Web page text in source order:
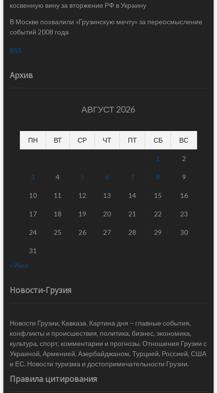
косвенную вину за вторжение РФ в Украину
В Москве похвалили «Грузинскую мечту» за переосмысление
событий 2008 года
RSS
Архив
АВГУСТ 2026
ПН ВТ СР ЧТ ПТ СБ ВС
1 2
3 4 5 6 7 8 9
10 11 12 13 14 15 16
17 18 19 20 21 22 23
24 25 26 27 28 29 30
31
« Июл
Новости-Грузия
Новости Грузии, Кавказа. Картина дня – главные события,
конфликты и происшествия, политика, бизнес, экономика,
культура, спорт, комментарии и прогнозы. Отношения Грузии с
Украиной, Арменией, Азербайджаном, Турцией, Россией, США
и ЕС. Новости туризма и достопримечательности Грузии.
Правила цитирования